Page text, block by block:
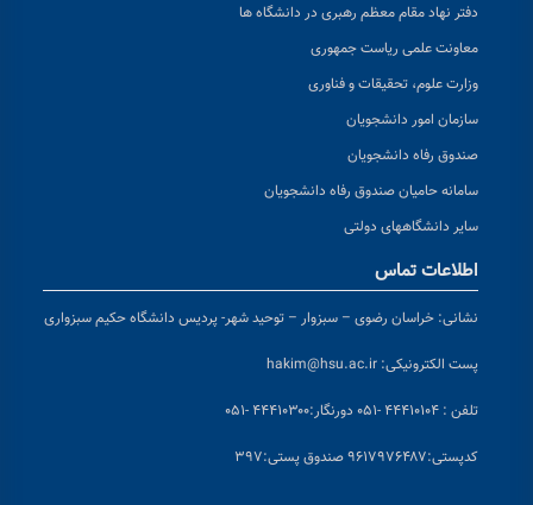
دفتر نهاد مقام معظم رهبری در دانشگاه ها
معاونت علمی ریاست جمهوری
وزارت علوم، تحقیقات و فناوری
سازمان امور دانشجویان
صندوق رفاه دانشجویان
سامانه حامیان صندوق رفاه دانشجویان
سایر دانشگاههای دولتی
اطلاعات تماس
نشانی: خراسان رضوی – سبزوار – توحید شهر- پردیس دانشگاه حکیم سبزواری
پست الکترونیکی: hakim@hsu.ac.ir
تلفن : ۴۴۴۱۰۱۰۴ -۰۵۱ دورنگار:۴۴۴۱۰۳۰۰ -۰۵۱
کدپستی:۹۶۱۷۹۷۶۴۸۷ صندوق پستی:۳۹۷